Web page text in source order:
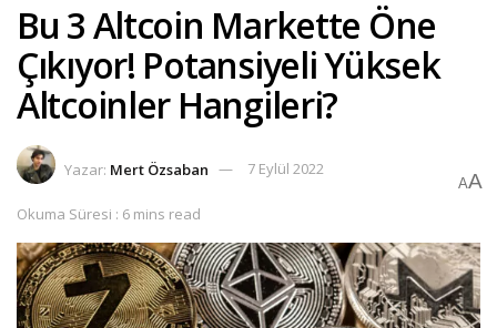
Bu 3 Altcoin Markette Öne
Çıkıyor! Potansiyeli Yüksek
Altcoinler Hangileri?
Yazar: Mert Özsaban 7 Eylül 2022
Okuma Süresi : 6 mins read
AA